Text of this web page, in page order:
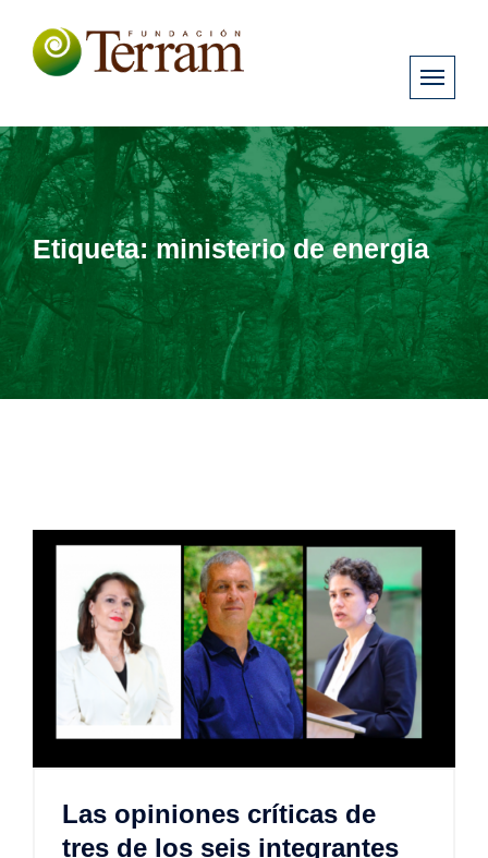
Etiqueta:ministerio de energia
Las opiniones críticas de
tres de los seis integrantes